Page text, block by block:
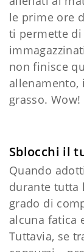
le prime ore
ti permette
non finisce
allenamento,
grasso. Wow!
Sblocchi il
Quando
durante tutta
grado di
alcuna fatica
Tuttavia, se